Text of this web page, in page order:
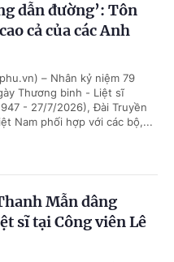
dẫn đường’: Tôn
cả của các Anh
– Nhân kỷ niệm 79
Thương binh - Liệt sĩ
- 27/7/2026), Đài Truyền
Nam phối hợp với các bộ,...
Mẫn dâng
sĩ tại Công viên Lê